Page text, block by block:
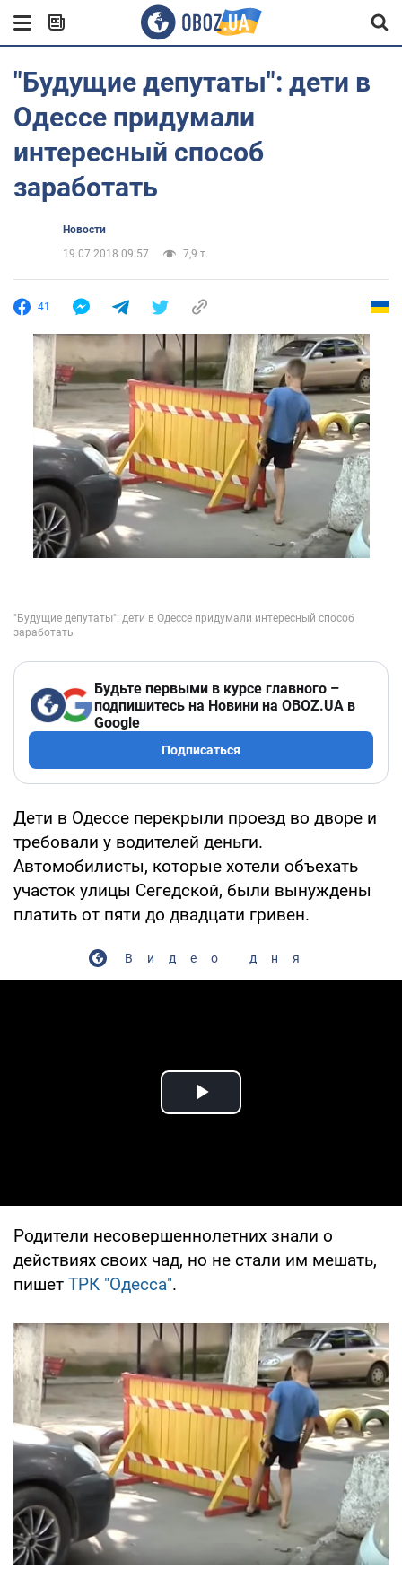
"Будущие депутаты": дети в
Одессе придумали
интересный способ
заработать
Новости
19.07.2018 09:57
7,9 т.
41
Будьте первыми в курсе главного –
подпишитесь на Новини на OBOZ.UA в
Google
Подписаться
Дети в Одессе перекрыли проезд во дворе и
требовали у водителей деньги.
Автомобилисты, которые хотели объехать
участок улицы Сегедской, были вынуждены
платить от пяти до двадцати гривен.
Видео дня
Play Video
Родители несовершеннолетних знали о
действиях своих чад, но не стали им мешать,
пишет ТРК "Одесса".